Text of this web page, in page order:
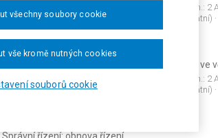
· Sp. zn.: 2
Sb.NSS· Autor:Nejvyšší správní soud - senát (ostatní)
150/2002 Sb.: §65; 150/2002 Sb.: §79;
Řízení před soudem: místní příslušnost soudu ve
Datum: 15.05.2007 · Sbírkové č.: · Sp. zn.: 2
Sb.NSS· Autor:Nejvyšší správní soud - senát (ostatní)
souborů cookie
vše kromě nutných cookies
všechny soubory cookie